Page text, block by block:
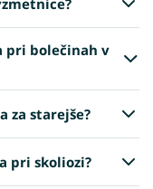
pri bolečinah v
za starejše?
pri skoliozi?